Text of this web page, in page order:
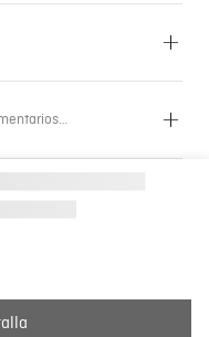
un comentario.